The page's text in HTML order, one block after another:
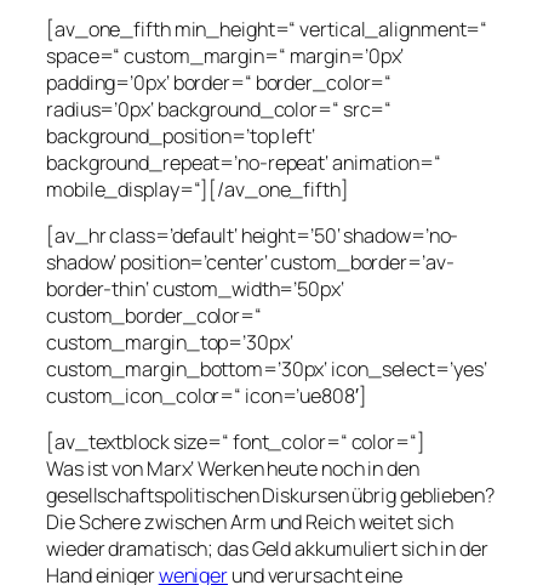
[av_one_fifth min_height=“ vertical_alignment=“
space=“ custom_margin=“ margin=’0px‘
padding=’0px‘ border=“ border_color=“
radius=’0px‘ background_color=“ src=“
background_position=’top left‘
background_repeat=’no-repeat‘ animation=“
mobile_display=“][/av_one_fifth]
[av_hr class=’default‘ height=’50‘ shadow=’no-
shadow‘ position=’center‘ custom_border=’av-
border-thin‘ custom_width=’50px‘
custom_border_color=“
custom_margin_top=’30px‘
custom_margin_bottom=’30px‘ icon_select=’yes‘
custom_icon_color=“ icon=’ue808′]
[av_textblock size=“ font_color=“ color=“]
Was ist von Marx‘ Werken heute noch in den
gesellschaftspolitischen Diskursen übrig geblieben?
Die Schere zwischen Arm und Reich weitet sich
wieder dramatisch; das Geld akkumuliert sich in der
Hand einigerwenigerund verursacht eine